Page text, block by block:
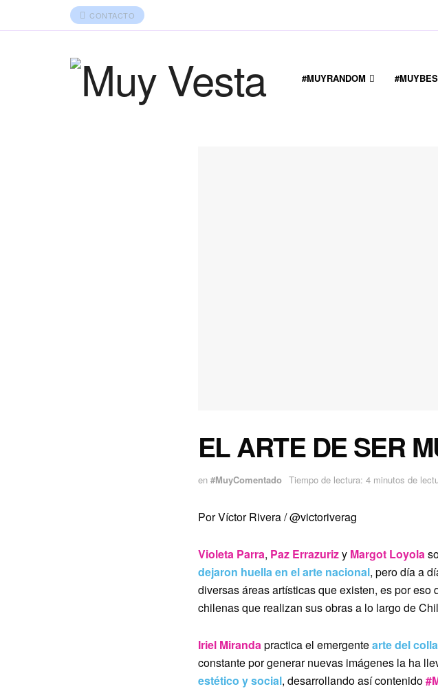
CONTACTO
#MUYRANDOM
EL ARTE DE SER
en #MuyComentado Tiempo de lectura: 4 minutos de
Por Víctor Rivera /@victoriverag
Violeta Parra, Paz Errazurizy Margot Loyola
dejaron huella en el arte nacional, pero día a
diversas áreas artísticas que existen, es por eso
chilenas que realizan sus obras a lo largo de
Iriel Miranda practica el emergentearte del
constante por generar nuevas imágenes la ha
estético y social, desarrollandoasí contenido